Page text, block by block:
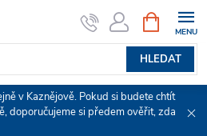
HLEDAT
NÁKUPNÍ
KOŠÍK
v Kaznějově. Pokud si budete chtít
doporučujeme si předem ověřit, zda